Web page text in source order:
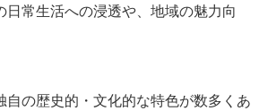
日常生活への浸透や、地域の魅力向
自の歴史的・文化的な特色が数多くあ